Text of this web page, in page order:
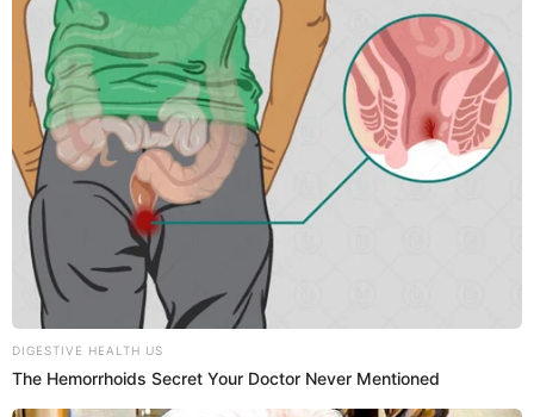
Como ya es bien conocido, fue la Selección Brasileña la
primera en ganar el Mundial en tres oportunidades, así lo
hizo en las ediciones de 1958, 1962 y 1970. Es por ello
que respetando las reglas,se le entregó a la 'Canarinha' el
trofeo máximo de manera definitiva
Alemania 1974, la FIFA tuvo que crear otro modelo y es el
que se mantiene en vigencia hasta la fecha.